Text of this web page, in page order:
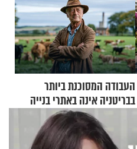
העבודה המסוכנת ביותר
בבריטניה אינה באתרי בנייה
אלא דווקא בשדות